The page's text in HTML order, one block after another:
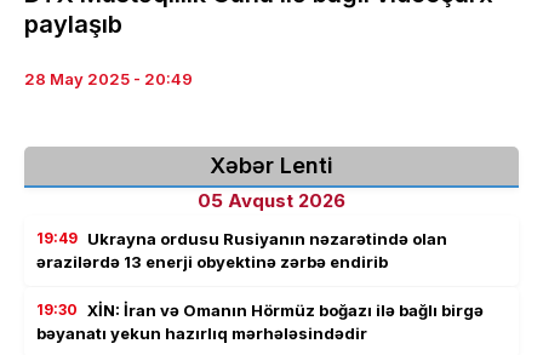
paylaşıb
28 May 2025 - 20:49
Xəbər Lenti
05 Avqust 2026
19:49 Ukrayna ordusu Rusiyanın nəzarətində olan
ərazilərdə 13 enerji obyektinə zərbə endirib
19:30 XİN: İran və Omanın Hörmüz boğazı ilə bağlı birgə
bəyanatı yekun hazırlıq mərhələsindədir